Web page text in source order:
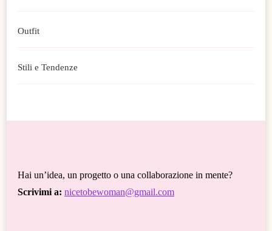
Outfit
Stili e Tendenze
Hai un’idea, un progetto o una collaborazione in mente?
Scrivimi a: nicetobewoman@gmail.com